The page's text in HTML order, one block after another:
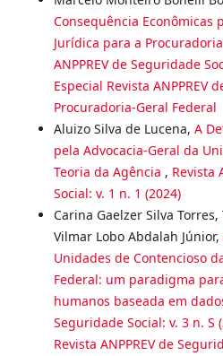
Consequência Econômicas
Jurídica para a
ANPPREV de Seguridade
Especial Revista ANPPREV
Procuradoria-Geral Federal
Aluizo Silva de Lucena, A
pela Advocacia-Geral da
Teoria da Agência , Revista
Social: v. 1 n. 1 (2024)
Carina Gaelzer Silva
Vilmar Lobo Abdalah Júnior,
Unidades de Contencioso
Federal: um paradigma
humanos baseada em
Seguridade Social: v. 3 n. S
Revista ANPPREV de